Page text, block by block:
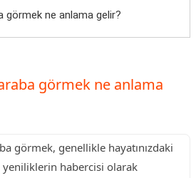
görmek ne anlama gelir?
görmek ne anlama
görmek, genellikle hayatınızdaki
habercisi olarak